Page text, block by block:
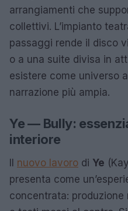
arrangiamenti che
collettivi. L’impianto
passaggi rende il disco
o a una suite divisa in
esistere come universo
narrazione più ampia.
Ye — Bully:
interiore
Il nuovo lavoro di Ye
presenta come
concentrata: produzione